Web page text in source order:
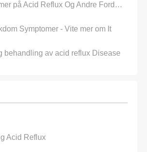
Noen symptomer på Acid Reflux Og Andre Fordøyelse Problems
Symptomer - Vite mer om It
behandling av acid reflux Disease
Acid Reflux